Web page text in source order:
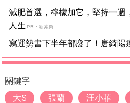
減肥首選，檸檬加它，堅持一週
人生 PR・新素簡
寫運勢書下半年都廢了！唐綺陽
關鍵字
大S
張蘭 汪小菲